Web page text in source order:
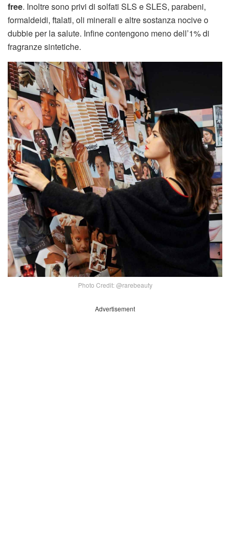
free. Inoltre sono privi di solfati SLS e SLES, parabeni,
formaldeidi, ftalati, oli minerali e altre sostanza nocive o
dubbie per la salute. Infine contengono meno dell’1% di
fragranze sintetiche.
Photo Credit: @rarebeauty
Advertisement